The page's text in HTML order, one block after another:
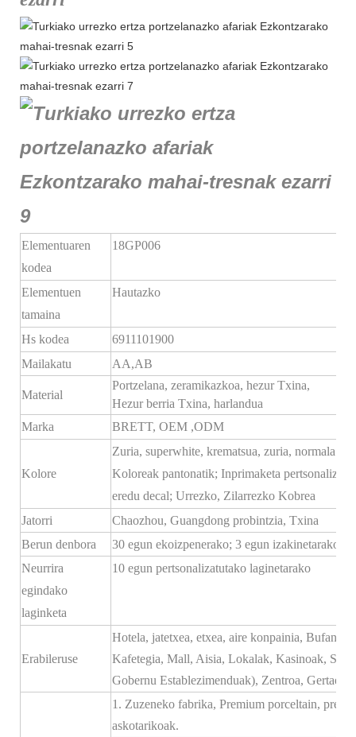
Elementuaren
kodea
18GP006
Elementuen
tamaina
Hautazko
Hs kodea
6911101900
Mailakatu
AA,AB
Material
Portzelana, zeramikazkoa, hezur Txina,
Hezur berria Txina, harlandua
Marka
BRETT, OEM ,ODM
Kolore
Zuria, superwhite, krematsua, zuria, normala
Koloreak pantonatik; Inprimaketa
eredu decal; Urrezko, Zilarrezko Kobrea
Jatorri
Chaozhou, Guangdong probintzia, Txina
Berun denbora
30 egun ekoizpenerako; 3 egun izakinetarako
Neurrira
egindako
laginketa
10 egun pertsonalizatutako laginetarako
Erabileruse
Hotela, jatetxea, etxea, aire konpainia,
Kafetegia, Mall, Aisia, Lokalak, Kasinoak,
Gobernu Establezimenduak), Zentroa, Gertaera
1. Zuzeneko fabrika, Premium porceltain,
askotarikoak.